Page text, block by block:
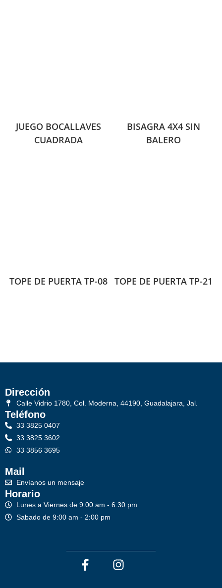
JUEGO BOCALLAVES
CUADRADA
BISAGRA 4X4 SIN
BALERO
TOPE DE PUERTA TP-08 TOPE DE PUERTA TP-21
Dirección
Calle Vidrio 1780, Col. Moderna, 44190, Guadalajara, Jal.
Teléfono
33 3825 0407
33 3825 3602
33 3856 3695
Mail
Envíanos un mensaje
Horario
Lunes a Viernes de 9:00 am - 6:30 pm
Sabado de 9:00 am - 2:00 pm